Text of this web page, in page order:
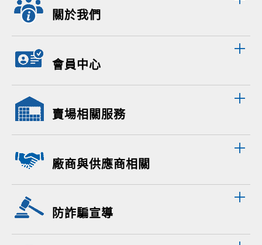
關於我們
會員中心
賣場相關服務
廠商與供應商相關
防詐騙宣導